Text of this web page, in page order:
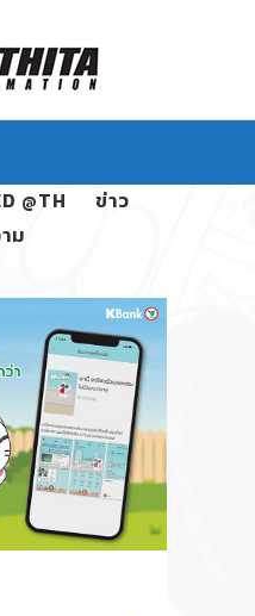
@TH
ข่าว
ม